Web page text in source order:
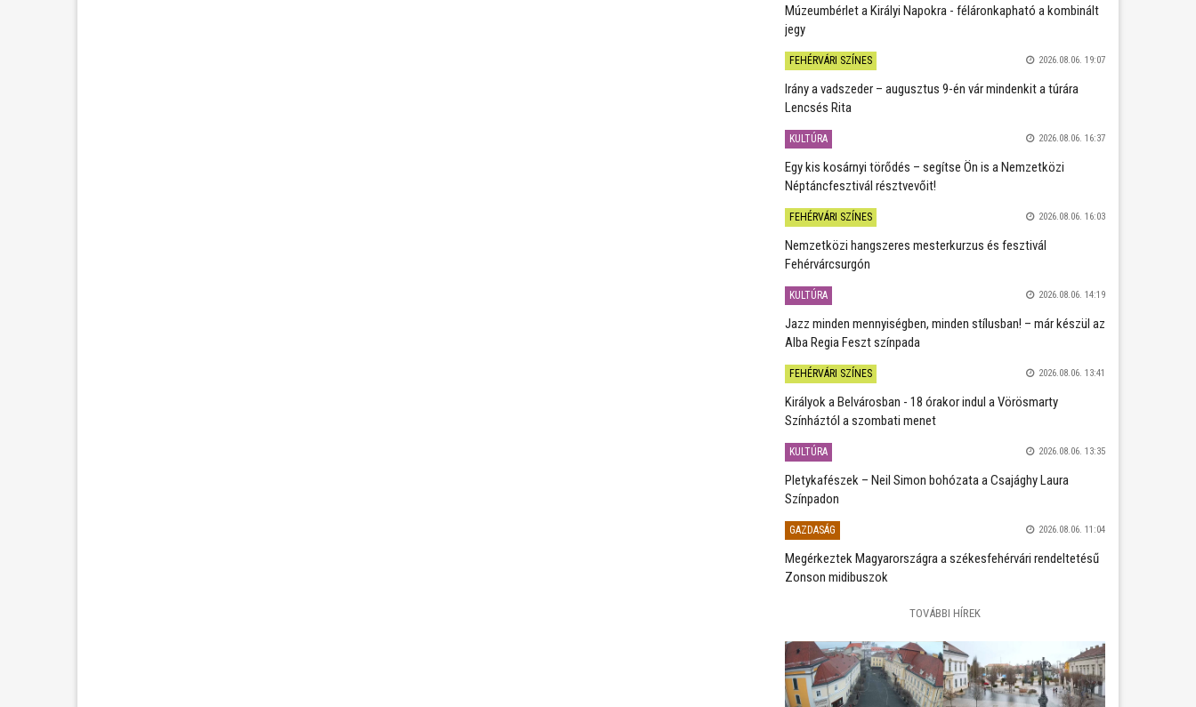
Múzeumbérlet a Királyi Napokra - féláronkapható a kombinált
jegy
FEHÉRVÁRI SZÍNES 2026.08.06. 19:07
Irány a vadszeder – augusztus 9-én vár mindenkit a túrára
Lencsés Rita
KULTÚRA 2026.08.06. 16:37
Egy kis kosárnyi törődés – segítse Ön is a Nemzetközi
Néptáncfesztivál résztvevőit!
FEHÉRVÁRI SZÍNES 2026.08.06. 16:03
Nemzetközi hangszeres mesterkurzus és fesztivál
Fehérvárcsurgón
KULTÚRA 2026.08.06. 14:19
Jazz minden mennyiségben, minden stílusban! – már készül az
Alba Regia Feszt színpada
FEHÉRVÁRI SZÍNES 2026.08.06. 13:41
Királyok a Belvárosban - 18 órakor indul a Vörösmarty
Színháztól a szombati menet
KULTÚRA 2026.08.06. 13:35
Pletykafészek – Neil Simon bohózata a Csajághy Laura
Színpadon
GAZDASÁG 2026.08.06. 11:04
Megérkeztek Magyarországra a székesfehérvári rendeltetésű
Zonson midibuszok
TOVÁBBI HÍREK